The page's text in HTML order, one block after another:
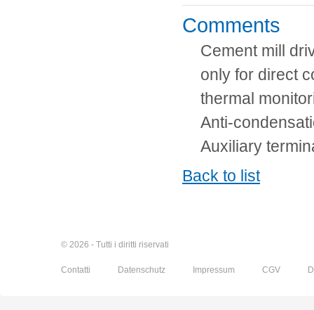
Comments
Cement mill
only for direct
thermal
Anti-
Auxiliary
Back to list
© 2026 - Tutti i diritti riservati
Contatti Datenschutz Impressum CGV